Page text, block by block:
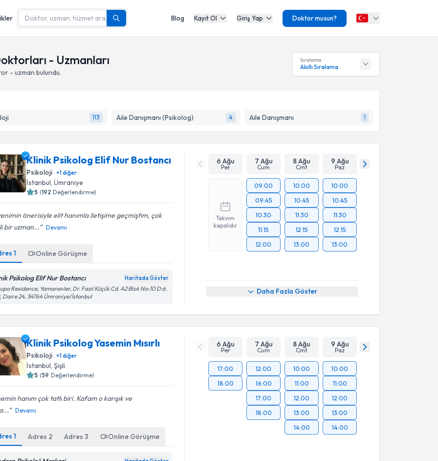
Blog Kayıt Ol Giriş Yap Doktor musun?
- Uzmanları
- uzman bulundu.
Sıralama
Akıllı Sıralama
113 Aile Danışmanı (Psikolog) 4 Aile Danışmanı 1
Klinik Psikolog Elif Nur Bostancı
Psikoloji +1diğer
İstanbul,Ümraniye
5 (192 Değerlendirme)
önerisiyle elit hanımla iletişime geçmiştim, çok
bir uzman...
Devamı
1 Online Görüşme
Psikolog Elif Nur Bostancı Haritada Göster
Residence, Yamanevler, Dr. Fazıl Küçük Cd. A2 Blok No:10 D:6.
Daire 24, 34764 Ümraniye/İstanbul
6 Ağu
Per
7 Ağu
Cum
8 Ağu
Cmt
9 Ağu
Paz
Takvim
kapalıdır
09:00
09:45
10:30
11:15
12:00
10:00
10:45
11:30
12:15
13:00
10:00
10:45
11:30
12:15
13:00
Daha Fazla Göster
Klinik Psikolog Yasemin Mısırlı
Psikoloji +1diğer
İstanbul,Şişli
5 (59 Değerlendirme)
hanım çok tatlı biri. Kafam o karışık ve
Devamı
1 Adres 2 Adres3 Online Görüşme
6 Ağu
Per
7 Ağu
Cum
8 Ağu
Cmt
9 Ağu
Paz
17:00
18:00
12:00
16:00
17:00
18:00
10:00
11:00
12:00
13:00
14:00
10:00
11:00
12:00
13:00
14:00